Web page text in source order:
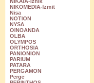
NIKOMEDIA-Izmit
Nisa
NOTION
NYSA
OINOANDA
OLBA
OLYMPOS
ORTHOSIA
PANIONION
PARIUM
PATARA
PERGAMON
Perge